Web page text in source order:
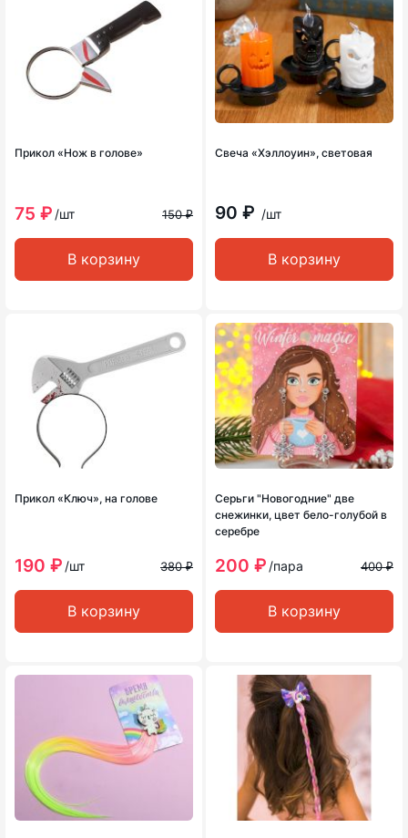
Прикол «Нож в голове»
75 ₽ /шт 150 ₽
В корзину
Свеча «Хэллоуин», световая
90 ₽ /шт
В корзину
Прикол «Ключ», на голове
190 ₽ /шт 380 ₽
В корзину
Серьги "Новогодние" две
снежинки, цвет бело-голубой в
серебре
200 ₽ /пара 400 ₽
В корзину